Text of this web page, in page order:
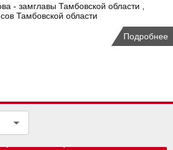
- замглавы Тамбовской области ,
Тамбовской области
Подробнее